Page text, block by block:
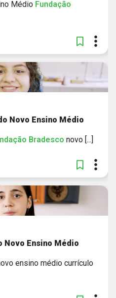
Médio Fundação
Novo Ensino Médio
Bradesco novo [...]
Novo Ensino Médio
ensino médio currículo